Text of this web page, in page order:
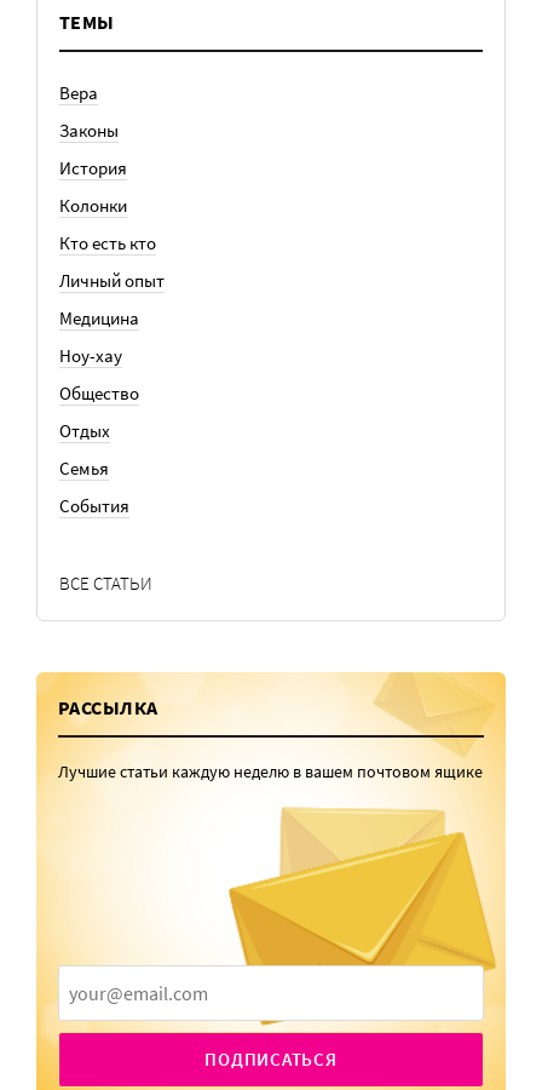
ТЕМЫ
Вера
Законы
История
Колонки
Кто есть кто
Личный опыт
Медицина
Ноу-хау
Общество
Отдых
Семья
События
ВСЕ СТАТЬИ
РАССЫЛКА
Лучшие статьи каждую неделю в вашем почтовом ящике
ПОДПИСАТЬСЯ